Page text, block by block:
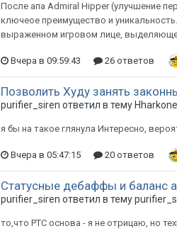
После апа Admiral Hipper (улучшение
ключеое преимущество и
выраженном игровом лице,
Вчера в 09:59:43 26 ответов
Позволить Худу занять
purifier_siren ответил в тему
я бы на такое глянула Интересно,
Вчера в 05:47:15 20 ответов
Статусные дебаффы и баланс
purifier_siren ответил в тему
то,что РТС основа - я не отрицаю, но